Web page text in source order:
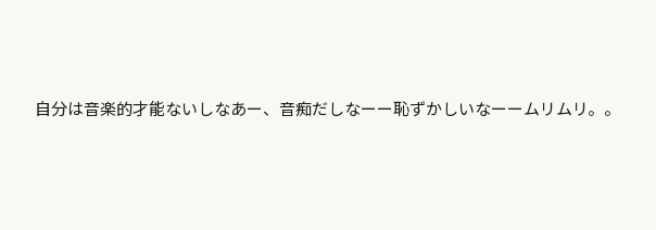
自分は音楽的才能ないしなあー、音痴だしなーー恥ずかしいなーームリムリ。。